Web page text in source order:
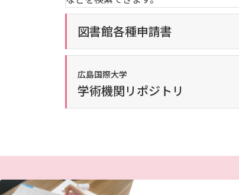
図書館各種申請書
広島国際大学
学術機関リポジトリ